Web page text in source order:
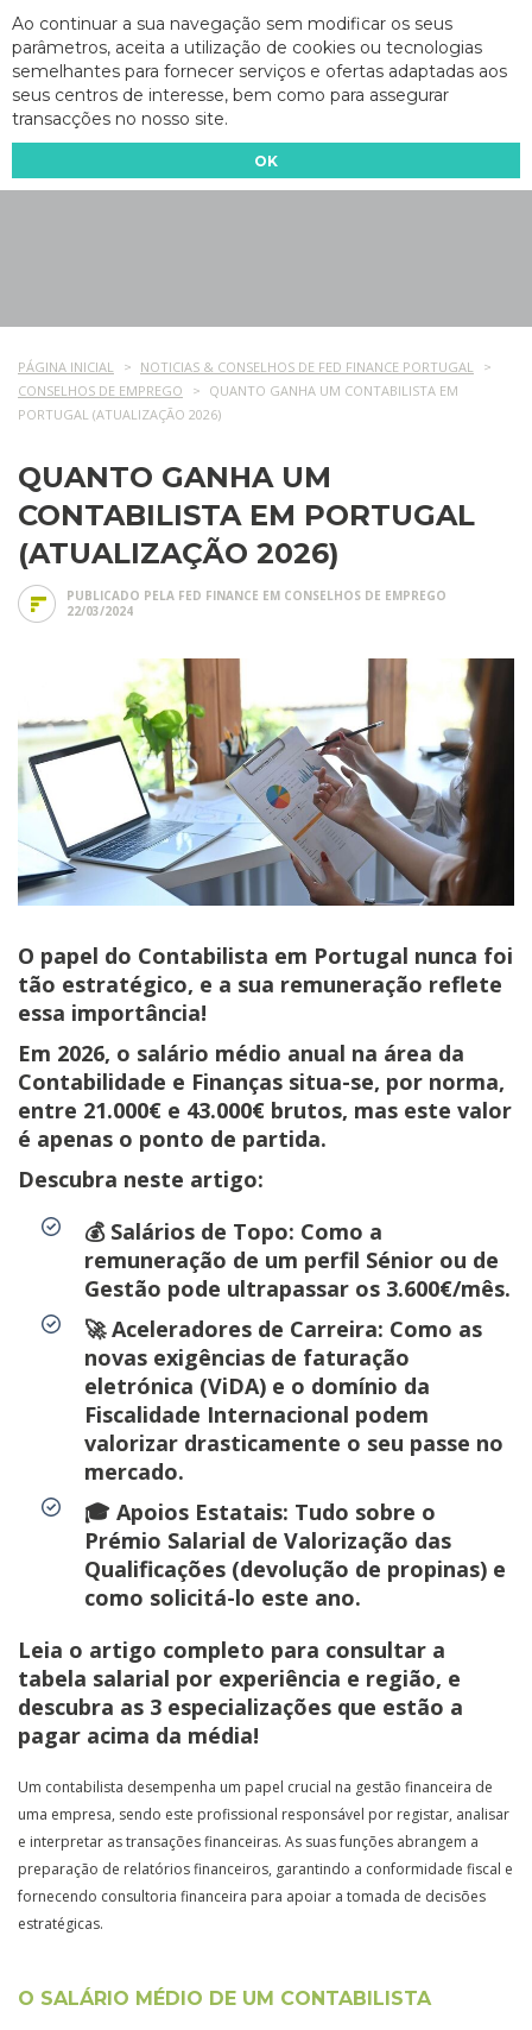
Ao continuar a sua navegação sem modificar os seus
parâmetros, aceita a utilização de cookies ou tecnologias
semelhantes para fornecer serviços e ofertas adaptadas aos
seus centros de interesse, bem como para assegurar
transacções no nosso site.
OK
PÁGINA INICIAL
NOTICIAS & CONSELHOS DE FED FINANCE PORTUGAL
CONSELHOS DE EMPREGO
QUANTO GANHA UM CONTABILISTA EM
PORTUGAL (ATUALIZAÇÃO 2026)
QUANTO GANHA UM
CONTABILISTA EM PORTUGAL
(ATUALIZAÇÃO 2026)
PUBLICADO PELA FED FINANCE EM CONSELHOS DE EMPREGO
22/03/2024
O papel do Contabilista em Portugal nunca foi
tão estratégico, e a sua remuneração reflete
essa importância!
Em 2026, o salário médio anual na área da
Contabilidade e Finanças situa-se, por norma,
entre 21.000€ e 43.000€ brutos, mas este valor
é apenas o ponto de partida.
Descubra neste artigo:
💰 Salários de Topo: Como a
remuneração de um perfil Sénior ou de
Gestão pode ultrapassar os 3.600€/mês.
🚀Aceleradores de Carreira: Como as
novas exigências de faturação
eletrónica (ViDA) e o domínio da
Fiscalidade Internacional podem
valorizar drasticamente o seu passe no
mercado.
🎓 Apoios Estatais: Tudo sobre o
Prémio Salarial de Valorização das
Qualificações (devolução de propinas) e
como solicitá-lo este ano.
Leia o artigo completo para consultar a
tabela salarial por experiência e região, e
descubra as 3 especializações que estão a
pagar acima da média!
Um contabilista desempenha um papel crucial na gestão financeira de
uma empresa, sendo este profissional responsável por registar, analisar
e interpretar as transações financeiras. As suas funções abrangem a
preparação de relatórios financeiros, garantindo a conformidade fiscal e
fornecendo consultoria financeira para apoiar a tomada de decisões
estratégicas.
O SALÁRIO MÉDIO DE UM CONTABILISTA